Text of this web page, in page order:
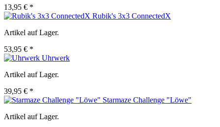
13,95 € *
Rubik's 3x3 ConnectedX
Artikel auf Lager.
53,95 € *
Uhrwerk
Artikel auf Lager.
39,95 € *
Starmaze Challenge "Löwe"
Artikel auf Lager.